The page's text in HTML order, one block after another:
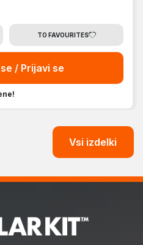
TO FAVOURITES
/ Prijavi se
Vsi izdelki